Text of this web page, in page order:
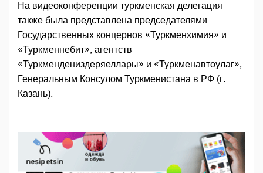
На видеоконференции туркменская делегация
также была представлена председателями
Государственных концернов «Туркменхимия» и
«Туркменнебит», агентств
«Туркмендениздеряеллары» и «Туркменавтоулаг»,
Генеральным Консулом Туркменистана в РФ (г.
Казань).